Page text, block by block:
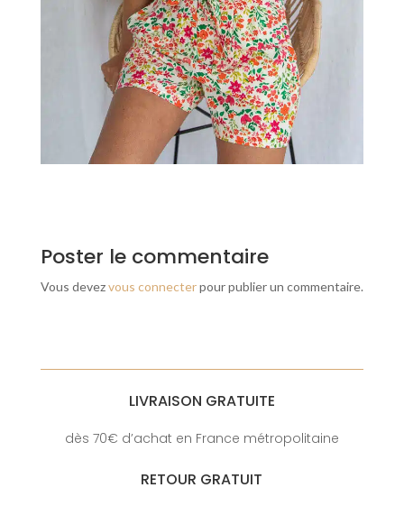
Poster le commentaire
Vous devezvous connecterpour publier un commentaire.
LIVRAISON GRATUITE
dès 70€ d’achat en France métropolitaine
RETOUR GRATUIT